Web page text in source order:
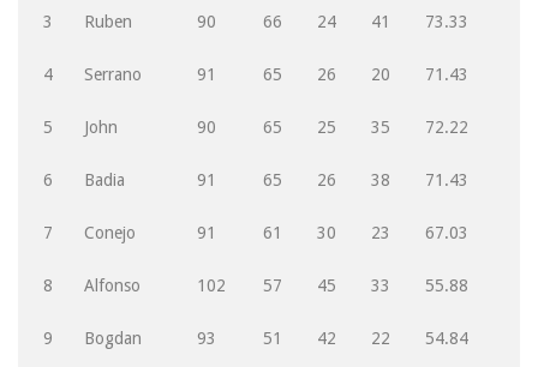
3 Ruben 90 66 24 41 73.33
4 Serrano 91 65 26 20 71.43
5 John 90 65 25 35 72.22
6 Badia 91 65 26 38 71.43
7 Conejo 91 61 30 23 67.03
8 Alfonso 102 57 45 33 55.88
9 Bogdan 93 51 42 22 54.84